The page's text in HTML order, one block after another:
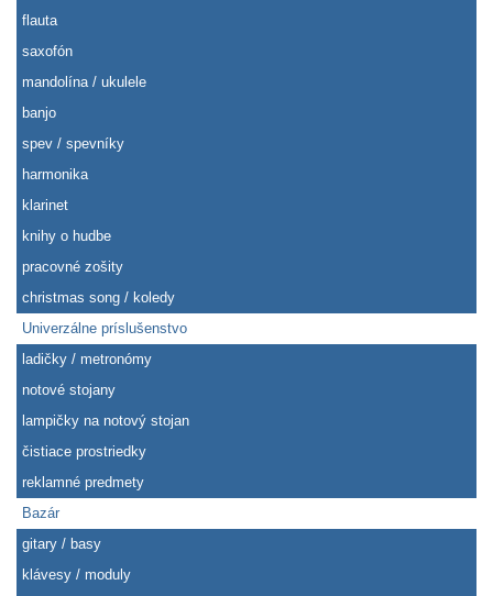
flauta
saxofón
mandolína / ukulele
banjo
spev / spevníky
harmonika
klarinet
knihy o hudbe
pracovné zošity
christmas song / koledy
Univerzálne príslušenstvo
ladičky / metronómy
notové stojany
lampičky na notový stojan
čistiace prostriedky
reklamné predmety
Bazár
gitary / basy
klávesy / moduly